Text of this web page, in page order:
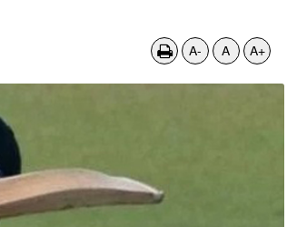
A- A A+